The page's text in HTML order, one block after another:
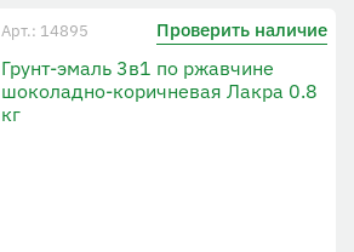
Арт.: 14895 Проверить наличие
Грунт-эмаль 3в1 по ржавчине
шоколадно-коричневая Лакра 0.8
кг